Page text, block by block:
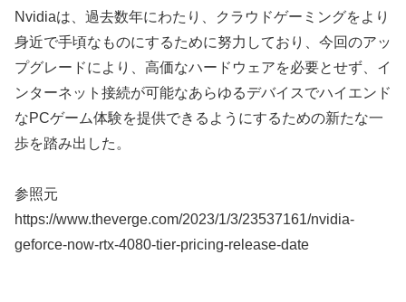
Nvidiaは、過去数年にわたり、クラウドゲーミングをより
身近で手頃なものにするために努力しており、今回のアッ
プグレードにより、高価なハードウェアを必要とせず、イ
ンターネット接続が可能なあらゆるデバイスでハイエンド
なPCゲーム体験を提供できるようにするための新たな一
歩を踏み出した。
参照元
https://www.theverge.com/2023/1/3/23537161/nvidia-
geforce-now-rtx-4080-tier-pricing-release-date